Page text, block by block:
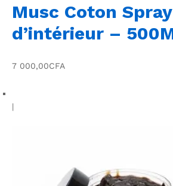
Musc Coton
d’intérieur –
7 000,00CFA
|